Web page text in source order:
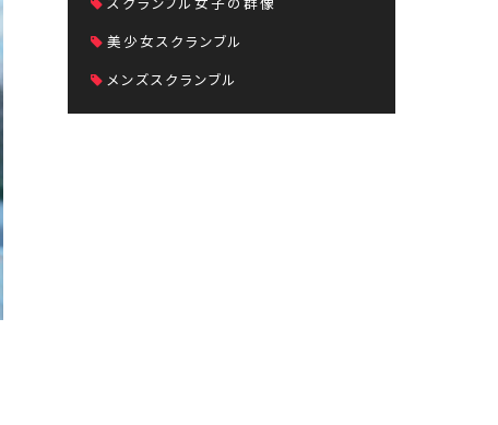
美少女スクランブル
メンズスクランブル